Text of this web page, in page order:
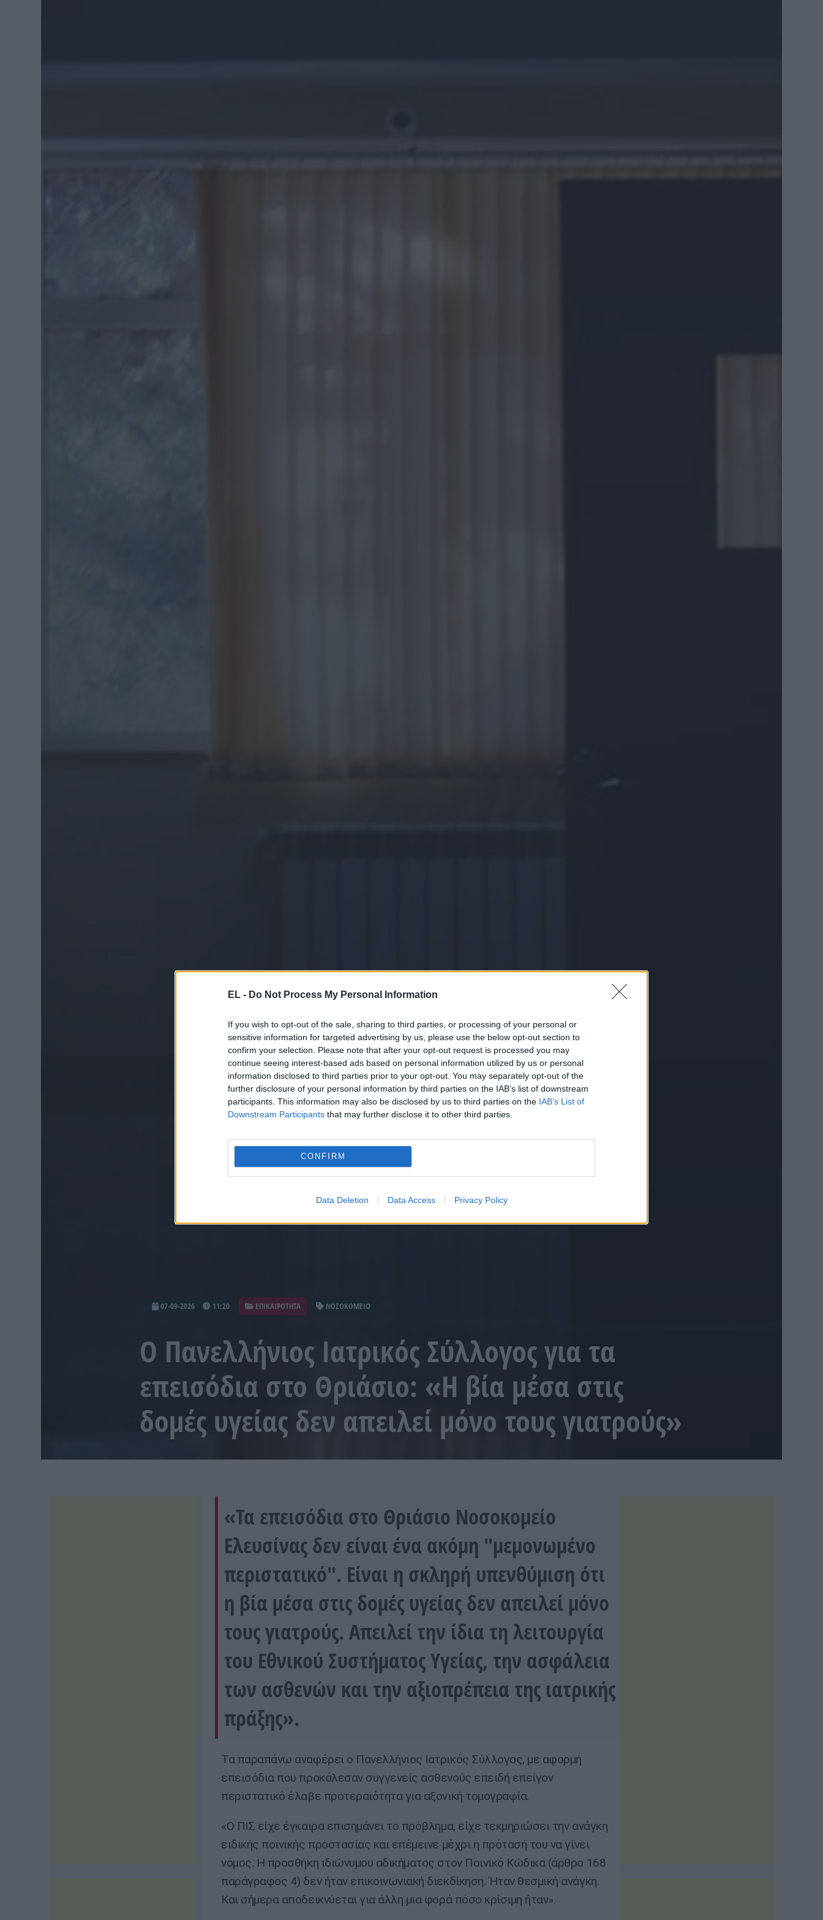
EL - Do Not Process My Personal Information
If you wish to opt-out of the sale, sharing to third parties, or processing of your personal or
sensitive information for targeted advertising by us, please use the below opt-out section to
confirm your selection. Please note that after your opt-out request is processed you may
continue seeing interest-based ads based on personal information utilized by us or personal
information disclosed to third parties prior to your opt-out. You may separately opt-out of the
further disclosure of your personal information by third parties on the IAB’s list of downstream
participants. This information may also be disclosed by us to third parties on the IAB’s List of
Downstream Participants that may further disclose it to other third parties.
CONFIRM
Data Deletion Data Access Privacy Policy
07-09-2026 11:20 ΕΠΙΚΑΙΡΟΤΗΤΑ ΝΟΣΟΚΟΜΕΙΟ
Ο Πανελλήνιος Ιατρικός Σύλλογος για τα
επεισόδια στο Θριάσιο: «Η βία μέσα στις
δομές υγείας δεν απειλεί μόνο τους γιατρούς»
«Τα επεισόδια στο Θριάσιο Νοσοκομείο
Ελευσίνας δεν είναι ένα ακόμη "μεμονωμένο
περιστατικό". Είναι η σκληρή υπενθύμιση ότι
η βία μέσα στις δομές υγείας δεν απειλεί μόνο
τους γιατρούς. Απειλεί την ίδια τη λειτουργία
του Εθνικού Συστήματος Υγείας, την ασφάλεια
των ασθενών και την αξιοπρέπεια της ιατρικής
πράξης».
Τα παραπάνω αναφέρει ο Πανελλήνιος Ιατρικός Σύλλογος, με αφορμή
επεισόδια που προκάλεσαν συγγενείς ασθενούς επειδή επείγον
περιστατικό έλαβε προτεραιότητα για αξονική τομογραφία.
«Ο ΠΙΣ είχε έγκαιρα επισημάνει το πρόβλημα, είχε τεκμηριώσει την ανάγκη
ειδικής ποινικής προστασίας και επέμεινε μέχρι η πρότασή του να γίνει
νόμος. Η προσθήκη ιδιώνυμου αδικήματος στον Ποινικό Κώδικα (άρθρο 168
παράγραφος 4) δεν ήταν επικοινωνιακή διεκδίκηση. Ήταν θεσμική ανάγκη.
Και σήμερα αποδεικνύεται για άλλη μια φορά πόσο κρίσιμη ήταν».